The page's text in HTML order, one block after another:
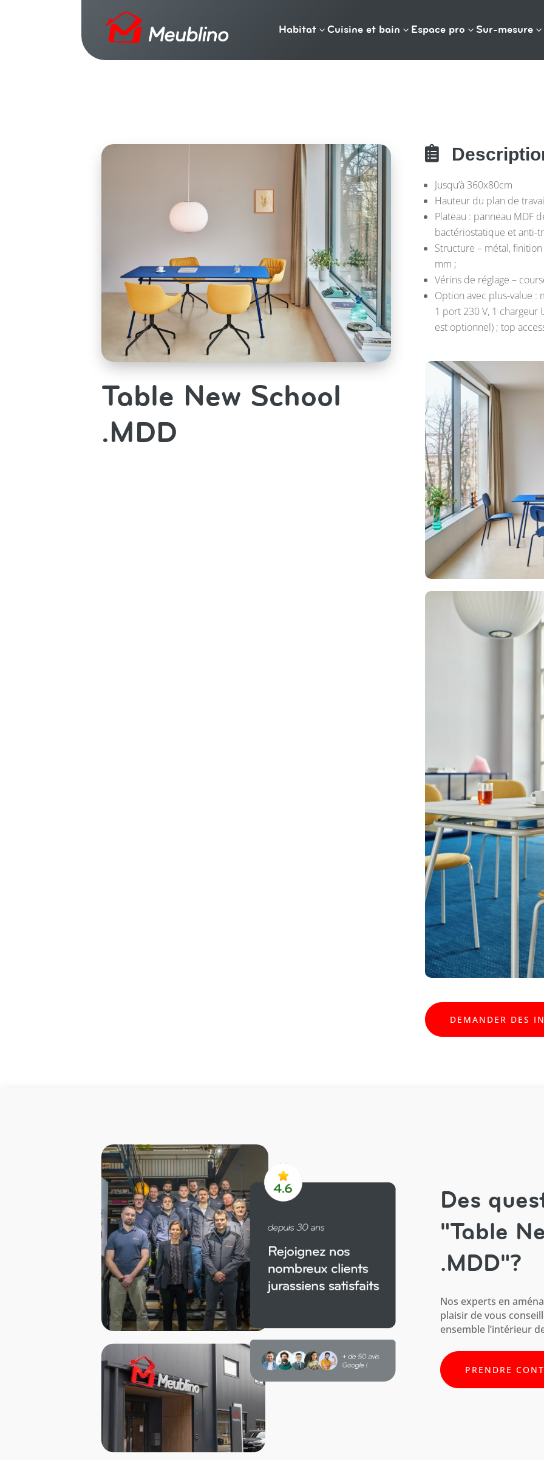
Habitat3 Cuisine et bain 3 Espace pro 3 Sur-mesure3
Table New School
.MDD

Jusqu’à 360x80cm
Hauteur du plan de
Plateau : panneau MDF
bactériostatique et anti-
Structure – métal,
mm ;
Vérins de réglage –
Option avec plus-value :
1 port 230 V, 1 chargeur
est optionnel) ; top
DEMANDER DES
Des
"Table
.MDD"?
Nos experts en
plaisir de vous
ensemble l’intérieur
PRENDRE